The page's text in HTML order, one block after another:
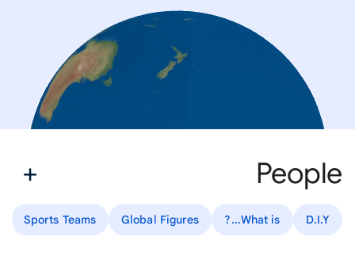
People
D.I.Y
What is...?
Global Figures
Sports Teams